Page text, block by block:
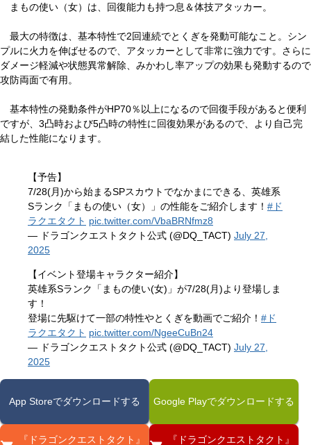
まもの使い（女）は、回復能力も持つ息＆体技アタッカー。
最大の特徴は、基本特性で2回連続でとくぎを発動可能なこと。シン
プルに火力を伸ばせるので、アタッカーとして非常に強力です。さらに
ダメージ軽減や状態異常解除、みかわし率アップの効果も発動するので
攻防両面で有用。
基本特性の発動条件がHP70％以上になるので回復手段があると便利
ですが、3凸時および5凸時の特性に回復効果があるので、より自己完
結した性能になります。
【予告】
7/28(月)から始まるSPスカウトでなかまにできる、英雄系
Sランク「まもの使い（女）」の性能をご紹介します！ #ド
ラクエタクト pic.twitter.com/VbaBRNfmz8
— ドラゴンクエストタクト公式 (@DQ_TACT) July 27,
2025
【イベント登場キャラクター紹介】
英雄系Sランク「まもの使い(女)」が7/28(月)より登場しま
す！
登場に先駆けて一部の特性やとくぎを動画でご紹介！ #ド
ラクエタクト pic.twitter.com/NgeeCuBn24
— ドラゴンクエストタクト公式 (@DQ_TACT) July 27,
2025
App Storeでダウンロードする Google Playでダウンロードする
『ドラゴンクエストタクト』 『ドラゴンクエストタクト』